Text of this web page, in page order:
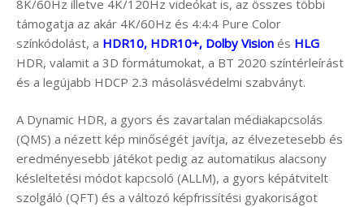
8K/60Hz illetve 4K/120Hz videókat is, az összes többi
támogatja az akár 4K/60Hz és 4:4:4 Pure Color
színkódolást, a HDR10, HDR10+, Dolby Vision és HLG
HDR, valamit a 3D formátumokat, a BT 2020 színtérleírást
és a legújabb HDCP 2.3 másolásvédelmi szabványt.
A Dynamic HDR, a gyors és zavartalan médiakapcsolás
(QMS) a nézett kép minőségét javítja, az élvezetesebb és
eredményesebb játékot pedig az automatikus alacsony
késleltetési módot kapcsoló (ALLM), a gyors képátvitelt
szolgáló (QFT) és a változó képfrissítési gyakoriságot